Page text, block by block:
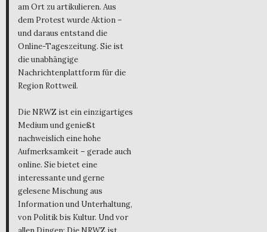
am Ort zu artikulieren. Aus
dem Protest wurde Aktion –
und daraus entstand die
Online-Tageszeitung. Sie ist
die unabhängige
Nachrichtenplattform für die
Region Rottweil.
Die NRWZ ist ein einzigartiges
Medium und genießt
nachweislich eine hohe
Aufmerksamkeit – gerade auch
online. Sie bietet eine
interessante und gerne
gelesene Mischung aus
Information und Unterhaltung,
von Politik bis Kultur. Und vor